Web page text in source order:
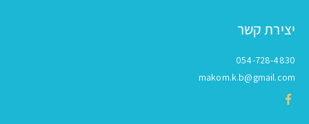
יצירת קשר
054-728-4830
makom.k.b@gmail.com